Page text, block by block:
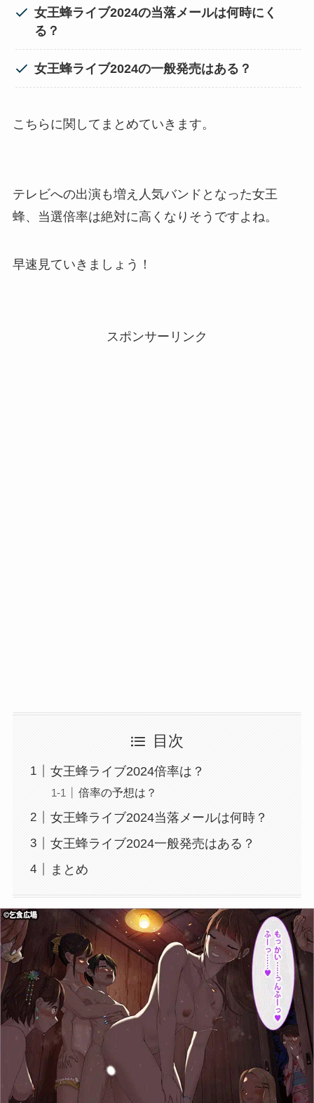
女王蜂ライブ2024の当落メールは何時にく
る？
女王蜂ライブ2024の一般発売はある？
こちらに関してまとめていきます。
テレビへの出演も増え人気バンドとなった女王
蜂、当選倍率は絶対に高くなりそうですよね。
早速見ていきましょう！
スポンサーリンク
目次
女王蜂ライブ2024倍率は？
倍率の予想は？
女王蜂ライブ2024当落メールは何時？
女王蜂ライブ2024一般発売はある？
まとめ